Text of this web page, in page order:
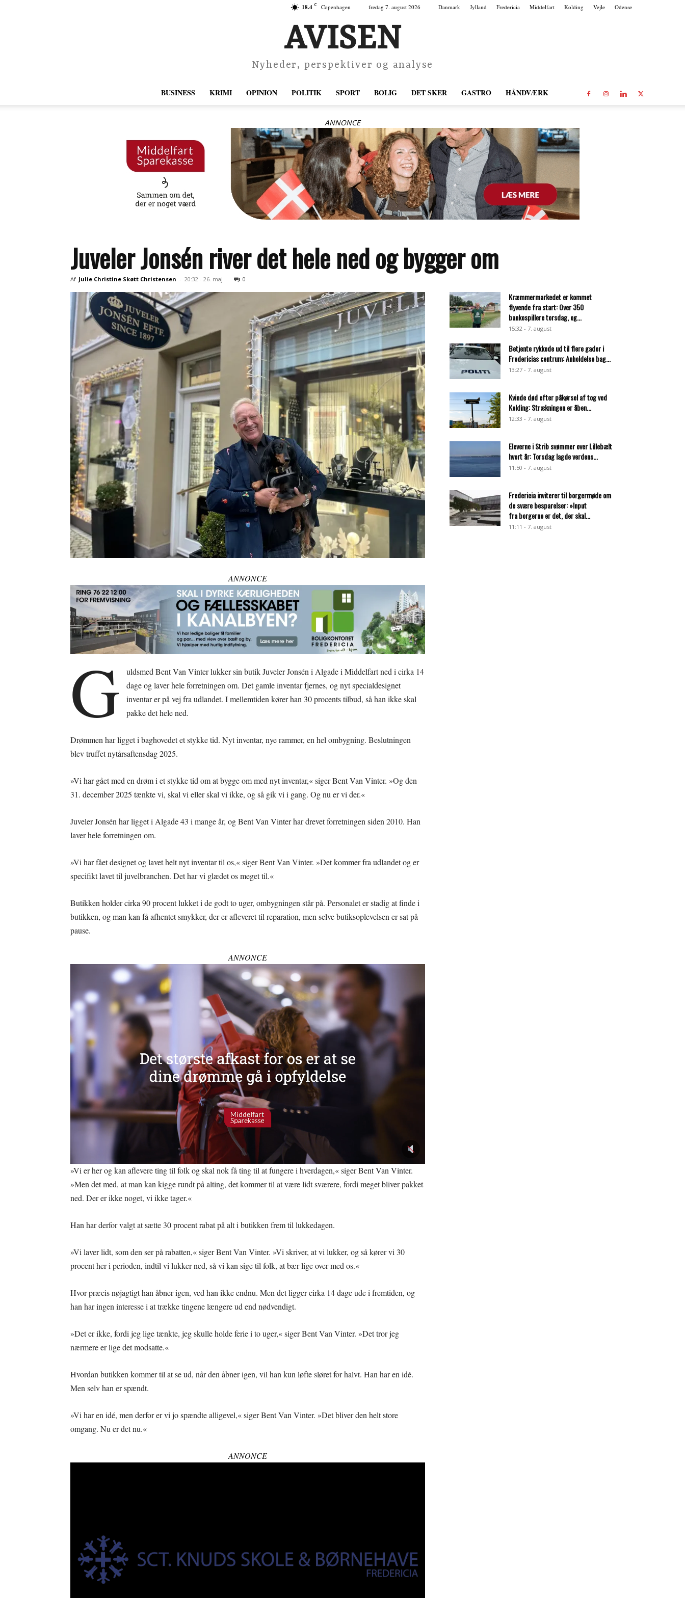
18.4 C Copenhagen fredag 7. august 2026 Danmark Jylland Fredericia Middelfart Kolding Vejle Odense
AVISEN
Nyheder, perspektiver og analyse
BUSINESS KRIMI OPINION POLITIK SPORT BOLIG DET SKER GASTRO HÅNDVÆRK
ANNONCE
Juveler Jonsén river det hele ned og bygger om
Af Julie Christine Skøtt Christensen - 20:32 - 26. maj 0
ANNONCE
G
uldsmed Bent Van Vinter lukker sin butik Juveler Jonsén i Algade i Middelfart ned i cirka 14
dage og laver hele forretningen om. Det gamle inventar fjernes, og nyt specialdesignet
inventar er på vej fra udlandet. I mellemtiden kører han 30 procents tilbud, så han ikke skal
pakke det hele ned.
Drømmen har ligget i baghovedet et stykke tid. Nyt inventar, nye rammer, en hel ombygning. Beslutningen
blev truffet nytårsaftensdag 2025.
»Vi har gået med en drøm i et stykke tid om at bygge om med nyt inventar,« siger Bent Van Vinter. »Og den
31. december 2025 tænkte vi, skal vi eller skal vi ikke, og så gik vi i gang. Og nu er vi der.«
Juveler Jonsén har ligget i Algade 43 i mange år, og Bent Van Vinter har drevet forretningen siden 2010. Han
laver hele forretningen om.
»Vi har fået designet og lavet helt nyt inventar til os,« siger Bent Van Vinter. »Det kommer fra udlandet og er
specifikt lavet til juvelbranchen. Det har vi glædet os meget til.«
Butikken holder cirka 90 procent lukket i de godt to uger, ombygningen står på. Personalet er stadig at finde i
butikken, og man kan få afhentet smykker, der er afleveret til reparation, men selve butiksoplevelsen er sat på
pause.
ANNONCE
»Vi er her og kan aflevere ting til folk og skal nok få ting til at fungere i hverdagen,« siger Bent Van Vinter.
»Men det med, at man kan kigge rundt på alting, det kommer til at være lidt sværere, fordi meget bliver pakket
ned. Der er ikke noget, vi ikke tager.«
Han har derfor valgt at sætte 30 procent rabat på alt i butikken frem til lukkedagen.
»Vi laver lidt, som den ser på rabatten,« siger Bent Van Vinter. »Vi skriver, at vi lukker, og så kører vi 30
procent her i perioden, indtil vi lukker ned, så vi kan sige til folk, at bær lige over med os.«
Hvor præcis nøjagtigt han åbner igen, ved han ikke endnu. Men det ligger cirka 14 dage ude i fremtiden, og
han har ingen interesse i at trække tingene længere ud end nødvendigt.
»Det er ikke, fordi jeg lige tænkte, jeg skulle holde ferie i to uger,« siger Bent Van Vinter. »Det tror jeg
nærmere er lige det modsatte.«
Hvordan butikken kommer til at se ud, når den åbner igen, vil han kun løfte sløret for halvt. Han har en idé.
Men selv han er spændt.
»Vi har en idé, men derfor er vi jo spændte alligevel,« siger Bent Van Vinter. »Det bliver den helt store
omgang. Nu er det nu.«
ANNONCE
Kræmmermarkedet er kommet
flyvende fra start: Over 350
bankospillere torsdag, og...
15:32 - 7. august
Betjente rykkede ud til flere gader i
Fredericias centrum: Anholdelse bag...
13:27 - 7. august
Kvinde død efter påkørsel af tog ved
Kolding: Strækningen er åben...
12:33 - 7. august
Eleverne i Strib svømmer over Lillebælt
hvert år: Torsdag lagde verdens...
11:50 - 7. august
Fredericia inviterer til borgermøde om
de svære besparelser: »Input
fra borgerne er det, der skal...
11:11 - 7. august